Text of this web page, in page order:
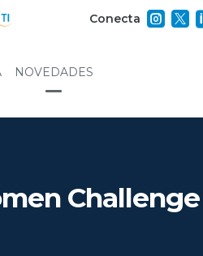
Conecta  
NOVEDADES
Challenge